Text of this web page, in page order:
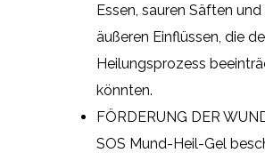
Essen, sauren Säften
äußeren Einflüssen, die
Heilungsprozess
könnten.
FÖRDERUNG DER
SOS Mund-Heil-Gel